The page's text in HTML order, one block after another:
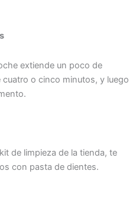
extiende un poco de
o cinco minutos, y luego
de limpieza de la tienda, te
con pasta de dientes.